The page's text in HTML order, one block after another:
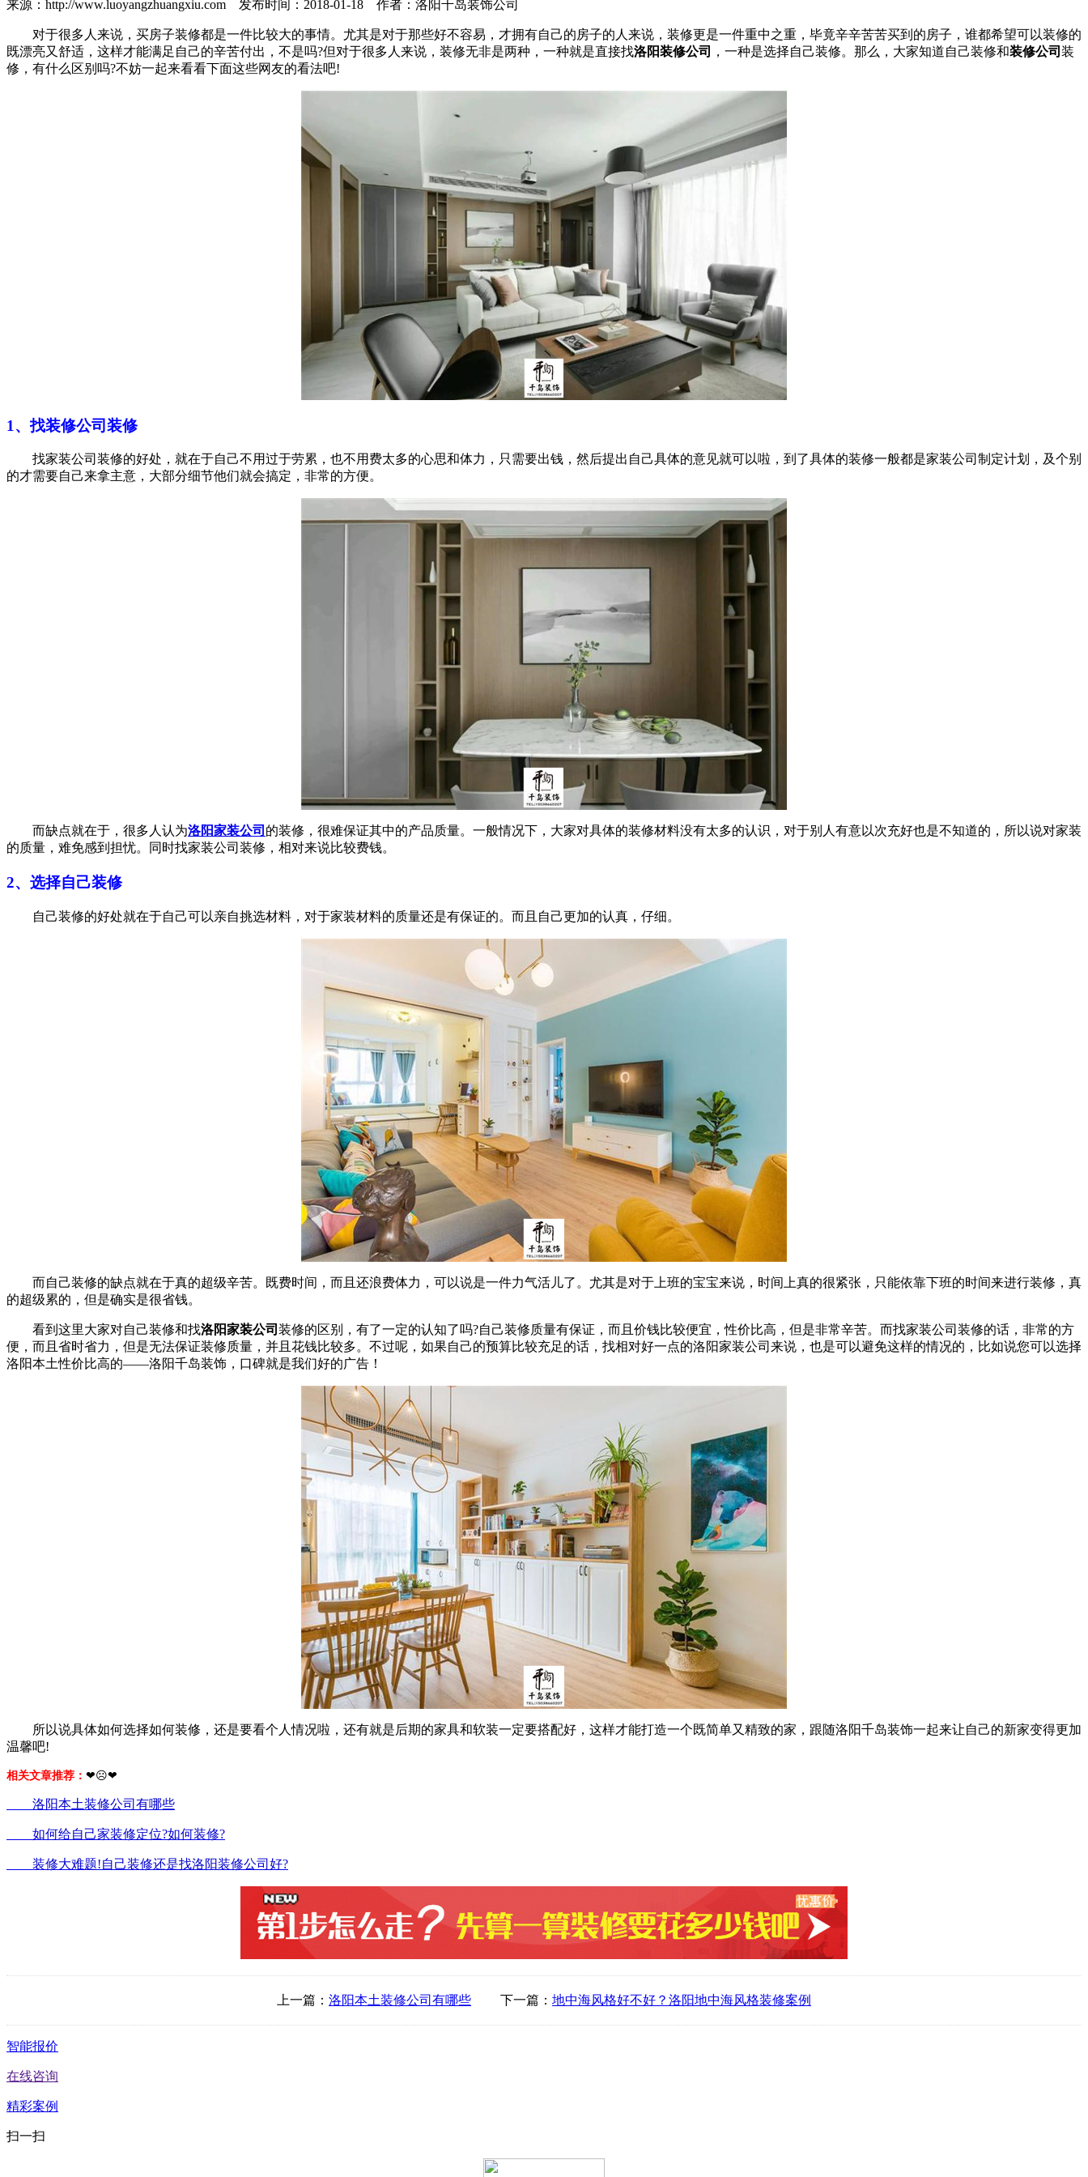
来源：http://www.luoyangzhuangxiu.com 发布时间：2018-01-18 作者：洛阳千岛装饰公司
对于很多人来说，买房子装修都是一件比较大的事情。尤其是对于那些好不容易，才拥有自己的房子的人来说，装修更是一件重中之重，毕竟辛辛苦苦买到的房子，谁都希望可以装修的
既漂亮又舒适，这样才能满足自己的辛苦付出，不是吗?但对于很多人来说，装修无非是两种，一种就是直接找洛阳装修公司 ，一种是选择自己装修。那么，大家知道自己装修和装修公司 装
修，有什么区别吗?不妨一起来看看下面这些网友的看法吧!
1、找装修公司装修
找家装公司装修的好处，就在于自己不用过于劳累，也不用费太多的心思和体力，只需要出钱，然后提出自己具体的意见就可以啦，到了具体的装修一般都是家装公司制定计划，及个别
的才需要自己来拿主意，大部分细节他们就会搞定，非常的方便。
而缺点就在于，很多人认为洛阳家装公司 的装修，很难保证其中的产品质量。一般情况下，大家对具体的装修材料没有太多的认识，对于别人有意以次充好也是不知道的，所以说对家装
的质量，难免感到担忧。同时找家装公司装修，相对来说比较费钱。
2、选择自己装修
自己装修的好处就在于自己可以亲自挑选材料，对于家装材料的质量还是有保证的。而且自己更加的认真，仔细。
而自己装修的缺点就在于真的超级辛苦。既费时间，而且还浪费体力，可以说是一件力气活儿了。尤其是对于上班的宝宝来说，时间上真的很紧张，只能依靠下班的时间来进行装修，真
的超级累的，但是确实是很省钱。
看到这里大家对自己装修和找洛阳家装公司 装修的区别，有了一定的认知了吗?自己装修质量有保证，而且价钱比较便宜，性价比高，但是非常辛苦。而找家装公司装修的话，非常的方
便，而且省时省力，但是无法保证装修质量，并且花钱比较多。不过呢，如果自己的预算比较充足的话，找相对好一点的洛阳家装公司来说，也是可以避免这样的情况的，比如说您可以选择
洛阳本土性价比高的——洛阳千岛装饰，口碑就是我们好的广告！
所以说具体如何选择如何装修，还是要看个人情况啦，还有就是后期的家具和软装一定要搭配好，这样才能打造一个既简单又精致的家，跟随洛阳千岛装饰一起来让自己的新家变得更加
温馨吧!
相关文章推荐： ❤☹❤
洛阳本土装修公司有哪些
如何给自己家装修定位?如何装修?
装修大难题!自己装修还是找洛阳装修公司好?
上一篇： 洛阳本土装修公司有哪些 下一篇： 地中海风格好不好？洛阳地中海风格装修案例
智能报价
在线咨询
精彩案例
扫一扫